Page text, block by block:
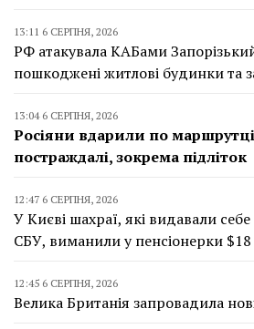
13:11 6 СЕРПНЯ, 2026
РФ атакувала КАБами
пошкоджені житлові будинки та
13:04 6 СЕРПНЯ, 2026
Росіяни вдарили по маршрутці
постраждалі, зокрема підліток
12:47 6 СЕРПНЯ, 2026
У Києві шахраї, які видавали себе
СБУ, виманили у пенсіонерки $18
12:45 6 СЕРПНЯ, 2026
Велика Британія запровадила